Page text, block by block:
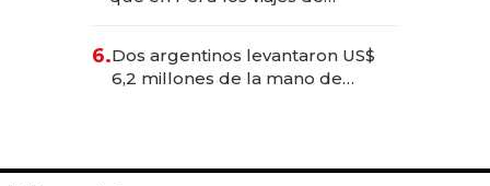
transformadoras
6.Dos argentinos levantaron US$
6,2 millones de la mano de